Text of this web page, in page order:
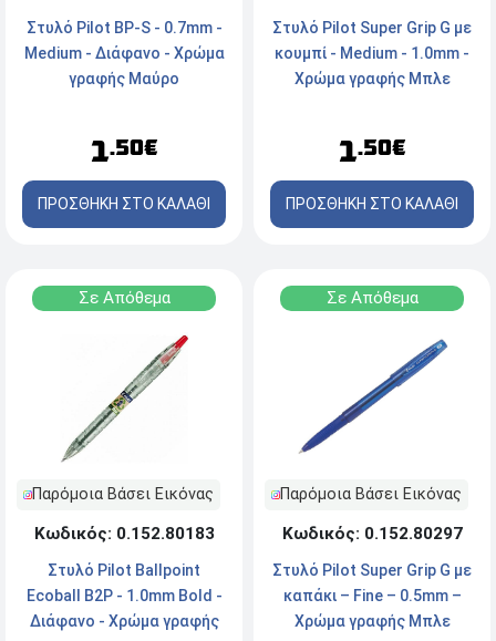
Στυλό Pilot BP-S - 0.7mm -
Medium - Διάφανο - Χρώμα
γραφής Μαύρο
1.50€
ΠΡΟΣΘΗΚΗ ΣΤΟ ΚΑΛΑΘΙ
Στυλό Pilot Super Grip G με
κουμπί - Medium - 1.0mm -
Χρώμα γραφής Μπλε
1.50€
ΠΡΟΣΘΗΚΗ ΣΤΟ ΚΑΛΑΘΙ
Σε Απόθεμα
Παρόμοια Βάσει Εικόνας
Κωδικός: 0.152.80183
Στυλό Pilot Ballpoint
Ecoball B2P - 1.0mm Bold -
Διάφανο - Χρώμα γραφής
Σε Απόθεμα
Παρόμοια Βάσει Εικόνας
Κωδικός: 0.152.80297
Στυλό Pilot Super Grip G με
καπάκι – Fine – 0.5mm –
Χρώμα γραφής Μπλε